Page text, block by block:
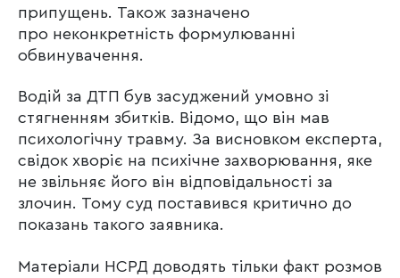
припущень. Також зазначено
про неконкретність формулюванні
обвинувачення.
Водій за ДТП був засуджений умовно зі
стягненням збитків. Відомо, що він мав
психологічну травму. За висновком експерта,
свідок хворіє на психічне захворювання, яке
не звільняє його він відповідальності за
злочин. Тому суд поставився критично до
показань такого заявника.
Матеріали НСРД доводять тільки факт розмов